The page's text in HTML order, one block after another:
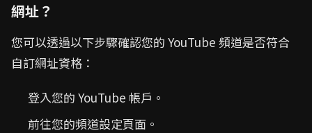
網址？
您可以透過以下步驟確認您的 YouTube 頻道是否符合
自訂網址資格：
登入您的 YouTube 帳戶。
前往您的頻道設定頁面。